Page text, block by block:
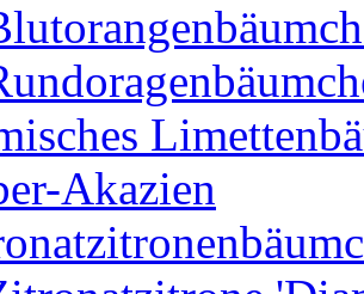
Akazien